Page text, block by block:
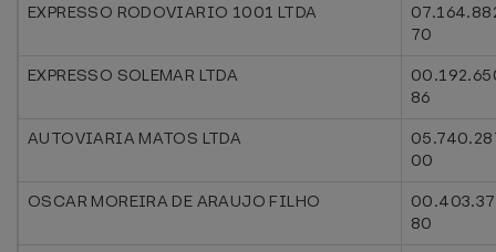
EXPRESSO RODOVIARIO 1001 LTDA
70
EXPRESSO SOLEMAR LTDA
86
AUTOVIARIA MATOS LTDA
00
OSCAR MOREIRA DE ARAUJO FILHO
80